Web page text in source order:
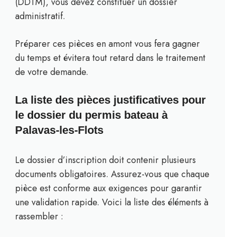
administratif.
Préparer ces pièces en amont vous fera gagner
du temps et évitera tout retard dans le traitement
de votre demande.
La liste des pièces justificatives pour
le dossier du permis bateau à
Palavas-les-Flots
Le dossier d’inscription doit contenir plusieurs
documents obligatoires. Assurez-vous que chaque
pièce est conforme aux exigences pour garantir
une validation rapide. Voici la liste des éléments à
rassembler :